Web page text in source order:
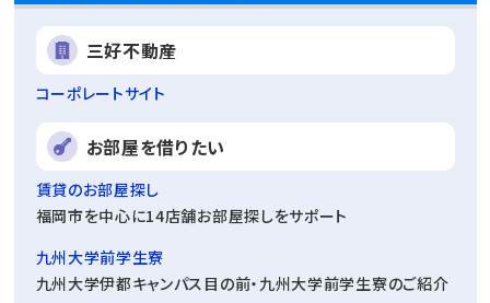
三好不動産
コーポレートサイト
お部屋を借りたい
賃貸のお部屋探し
福岡市を中心に14店舗お部屋探しをサポート
九州大学前学生寮
九州大学伊都キャンパス目の前・九州大学前学生寮のご紹介